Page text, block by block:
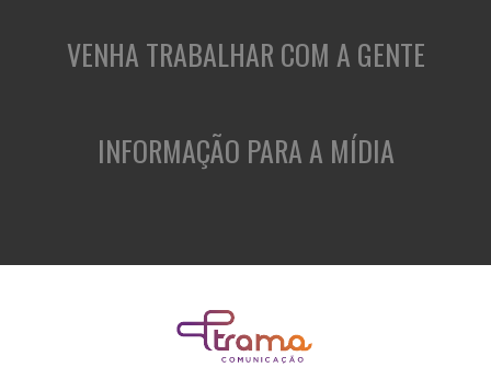
VENHA TRABALHAR COM A GENTE
INFORMAÇÃO PARA A MÍDIA